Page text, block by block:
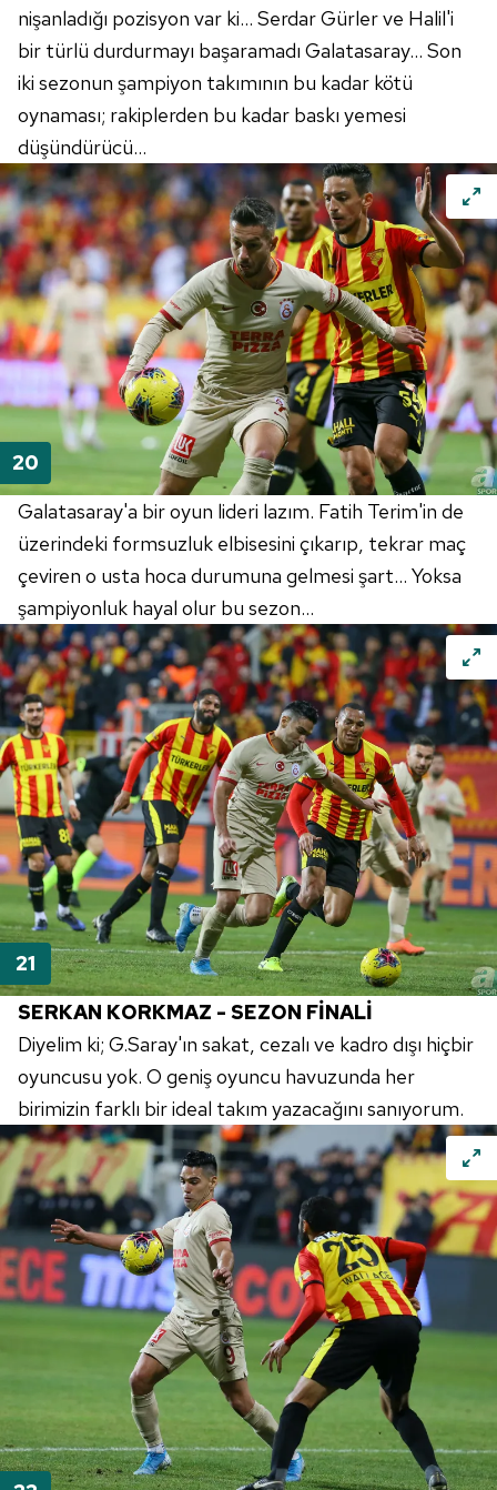
nişanladığı pozisyon var ki... Serdar Gürler ve Halil'i
bir türlü durdurmayı başaramadı Galatasaray... Son
iki sezonun şampiyon takımının bu kadar kötü
oynaması; rakiplerden bu kadar baskı yemesi
düşündürücü...
Galatasaray'a bir oyun lideri lazım. Fatih Terim'in de
üzerindeki formsuzluk elbisesini çıkarıp, tekrar maç
çeviren o usta hoca durumuna gelmesi şart... Yoksa
şampiyonluk hayal olur bu sezon...
SERKAN KORKMAZ - SEZON FİNALİ
Diyelim ki; G.Saray'ın sakat, cezalı ve kadro dışı hiçbir
oyuncusu yok. O geniş oyuncu havuzunda her
birimizin farklı bir ideal takım yazacağını sanıyorum.